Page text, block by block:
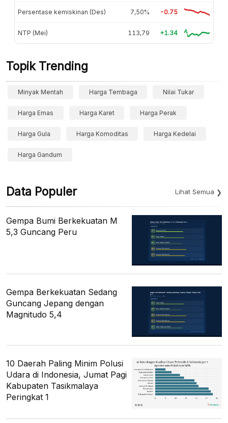
Persentase kemiskinan (Des) 7,50% -0.75
NTP (Mei) 113,79 +1.34
Topik Trending
Minyak Mentah Harga Tembaga Nilai Tukar
Harga Emas Harga Karet Harga Perak
Harga Gula Harga Komoditas Harga Kedelai
Harga Gandum
Data Populer Lihat Semua
Gempa Bumi Berkekuatan M
5,3 Guncang Peru
Gempa Berkekuatan Sedang
Guncang Jepang dengan
Magnitudo 5,4
10 Daerah Paling Minim Polusi
Udara di Indonesia, Jumat Pagi
Kabupaten Tasikmalaya
Peringkat 1